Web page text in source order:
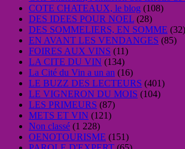
COTE CHATEAUX, le blog (108)
DES IDEES POUR NOEL (28)
DES SOMMELIERS, EN SOMME (32)
EN AVANT LES VENDANGES (85)
FOIRES AUX VINS (11)
LA CITE DU VIN (134)
La Cité du Vin a un an (16)
LE BUZZ DES LECTEURS (401)
LE VIGNERON DU MOIS (104)
LES PRIMEURS (87)
METS ET VIN (121)
Non classé (1 228)
OENOTOURISME (151)